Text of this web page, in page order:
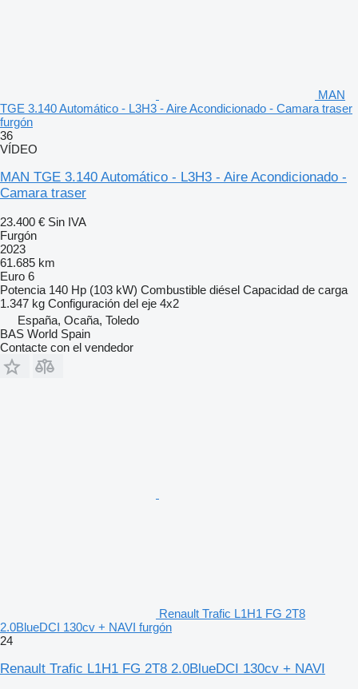
MAN
TGE 3.140 Automático - L3H3 - Aire Acondicionado - Camara traser
furgón
36
VÍDEO
MAN TGE 3.140 Automático - L3H3 - Aire Acondicionado -
Camara traser
23.400 € Sin IVA
Furgón
2023
61.685 km
Euro 6
Potencia 140 Hp (103 kW) Combustible diésel Capacidad de carga
1.347 kg Configuración del eje 4x2
España, Ocaña, Toledo
BAS World Spain
Contacte con el vendedor
Renault Trafic L1H1 FG 2T8
2.0BlueDCI 130cv + NAVI furgón
24
Renault Trafic L1H1 FG 2T8 2.0BlueDCI 130cv + NAVI